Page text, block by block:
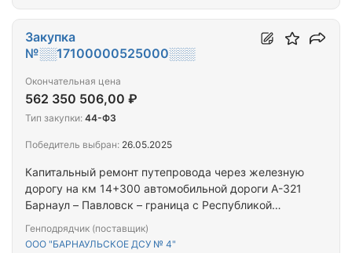
сооружений на ней, Алтайский край.
Капитальный ремонт путепровода через железную
дорогу на км 14+300 автомобильной дороги А-321
Барнаул – Павловск – граница с Республикой
Генподрядчик (поставщик)
ООО "БАРНАУЛЬСКОЕ ДСУ № 4"
Закупка
№░░17100000525000░░░
Окончательная цена
562 350 506,00 ₽
Тип закупки: 44-ФЗ
Победитель выбран: 26.05.2025